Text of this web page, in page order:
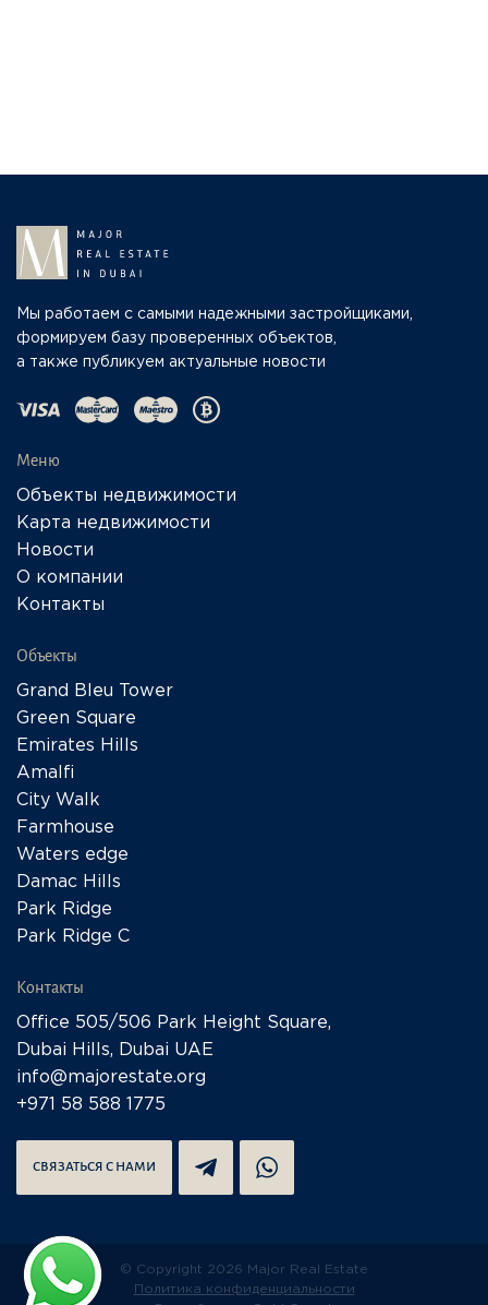
Мы работаем с самыми надежными застройщиками,
формируем базу проверенных объектов,
а также публикуем актуальные новости
Меню
Объекты недвижимости
Карта недвижимости
Новости
О компании
Контакты
Объекты
Grand Bleu Tower
Green Square
Emirates Hills
Amalfi
City Walk
Farmhouse
Waters edge
Damac Hills
Park Ridge
Park Ridge C
Контакты
Office 505/506 Park Height Square,
Dubai Hills, Dubai UAE
info@majorestate.org
+971 58 588 1775
СВЯЗАТЬСЯ С НАМИ
© Copyright 2026 Major Real Estate
Политика конфиденциальности